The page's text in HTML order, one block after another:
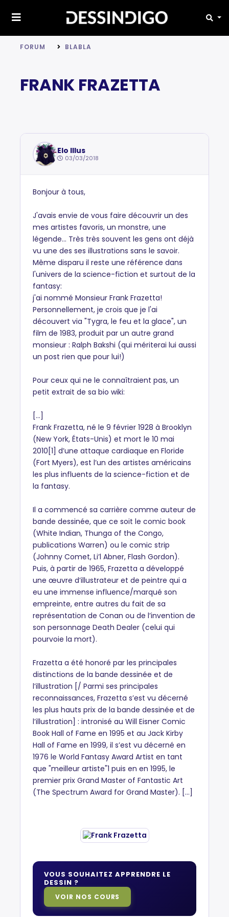
FORUM BLABLA
FRANK FRAZETTA
Elo Illus
03/03/2018
Bonjour à tous,
J'avais envie de vous faire découvrir un des
mes artistes favoris, un monstre, une
légende... Très très souvent les gens ont déjà
vu une des ses illustrations sans le savoir.
Même disparu il reste une référence dans
l'univers de la science-fiction et surtout de la
fantasy:
j'ai nommé Monsieur Frank Frazetta!
Personnellement, je crois que je l'ai
découvert via "Tygra, le feu et la glace", un
film de 1983, produit par un autre grand
monsieur : Ralph Bakshi (qui mériterai lui aussi
un post rien que pour lui!)
Pour ceux qui ne le connaîtraient pas, un
petit extrait de sa bio wiki:
[...]
Frank Frazetta, né le 9 février 1928 à Brooklyn
(New York, États-Unis) et mort le 10 mai
2010[1] d’une attaque cardiaque en Floride
(Fort Myers), est l’un des artistes américains
les plus influents de la science-fiction et de
la fantasy.
Il a commencé sa carrière comme auteur de
bande dessinée, que ce soit le comic book
(White Indian, Thunga of the Congo,
publications Warren) ou le comic strip
(Johnny Comet, Li’l Abner, Flash Gordon).
Puis, à partir de 1965, Frazetta a développé
une œuvre d’illustrateur et de peintre qui a
eu une immense influence/marqué son
empreinte, entre autres du fait de sa
représentation de Conan ou de l’invention de
son personnage Death Dealer (celui qui
pourvoie la mort).
Frazetta a été honoré par les principales
distinctions de la bande dessinée et de
l’illustration [/ Parmi ses principales
reconnaissances, Frazetta s’est vu décerné
les plus hauts prix de la bande dessinée et de
l’illustration] : intronisé au Will Eisner Comic
Book Hall of Fame en 1995 et au Jack Kirby
Hall of Fame en 1999, il s’est vu décerné en
1976 le World Fantasy Award Artist en tant
que "meilleur artiste"1 puis en en 1995, le
premier prix Grand Master of Fantastic Art
(The Spectrum Award for Grand Master). [...]
VOUS SOUHAITEZ APPRENDRE LE
DESSIN ?
VOIR NOS COURS